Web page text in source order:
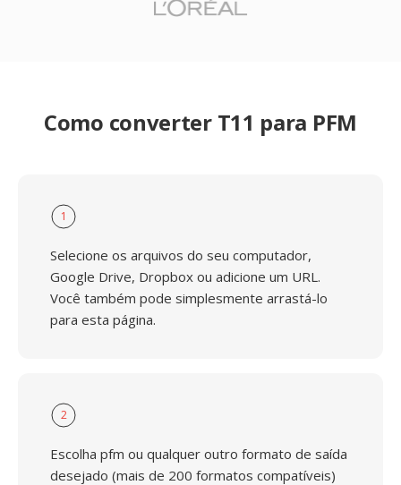
Como converter T11 para PFM
1
Selecione os arquivos do seu computador,
Google Drive, Dropbox ou adicione um URL.
Você também pode simplesmente arrastá-lo
para esta página.
2
Escolha pfm ou qualquer outro formato de saída
desejado (mais de 200 formatos compatíveis)